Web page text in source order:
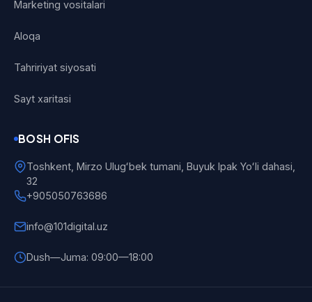
Marketing vositalari
Aloqa
Tahririyat siyosati
Sayt xaritasi
BOSH OFIS
Toshkent, Mirzo Ulugʻbek tumani, Buyuk Ipak Yoʻli dahasi,
32
+905050763686
info@101digital.uz
Dush—Juma: 09:00—18:00